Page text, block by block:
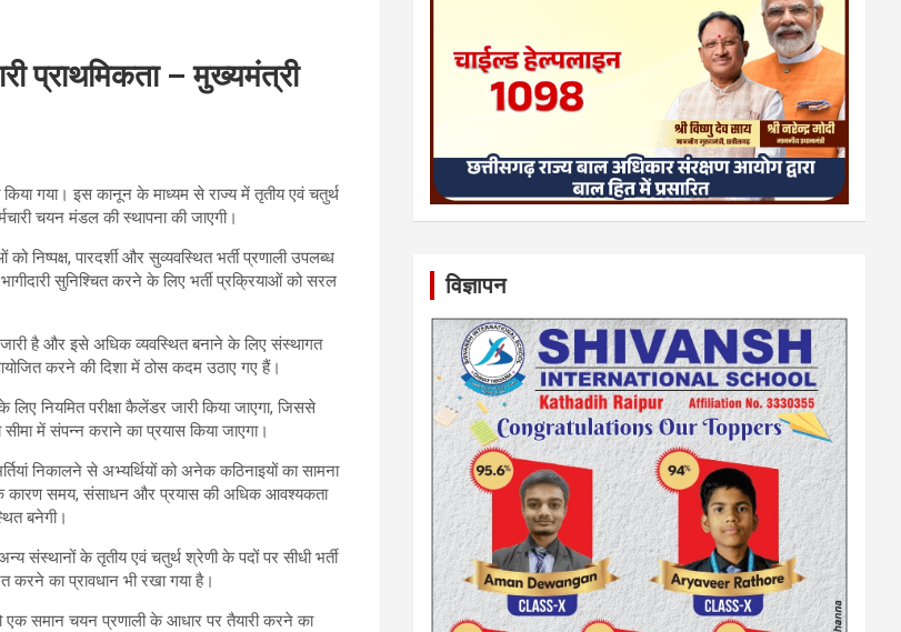
प्राथमिकता – मुख्यमंत्री
गया। इस कानून के माध्यम से राज्य में तृतीय एवं चतुर्थ
चयन मंडल की स्थापना की जाएगी।
निष्पक्ष, पारदर्शी और सुव्यवस्थित भर्ती प्रणाली उपलब्ध
सुनिश्चित करने के लिए भर्ती प्रक्रियाओं को सरल
जारी है और इसे अधिक व्यवस्थित बनाने के लिए संस्थागत
करने की दिशा में ठोस कदम उठाए गए हैं।
नियमित परीक्षा कैलेंडर जारी किया जाएगा, जिससे
सीमा में संपन्न कराने का प्रयास किया जाएगा।
निकालने से अभ्यर्थियों को अनेक कठिनाइयों का सामना
कारण समय, संसाधन और प्रयास की अधिक आवश्यकता
बनेगी।
संस्थानों के तृतीय एवं चतुर्थ श्रेणी के पदों पर सीधी भर्ती
का प्रावधान भी रखा गया है।
एक समान चयन प्रणाली के आधार पर तैयारी करने का
विज्ञापन